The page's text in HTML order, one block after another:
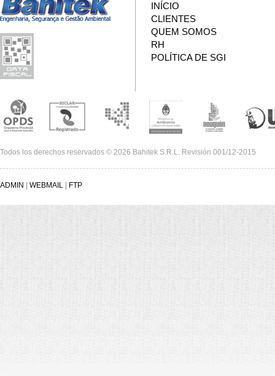
INÍCIO
CLIENTES
QUEM SOMOS
RH
POLÍTICA DE SGI
Todos los derechos reservados © 2026 Bahitek S.R.L. Revisión 001/12-2015
ADMIN WEBMAIL FTP